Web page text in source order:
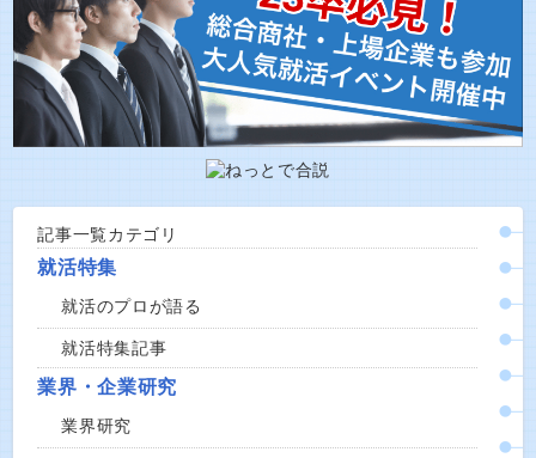
記事一覧カテゴリ
就活特集
就活のプロが語る
就活特集記事
業界・企業研究
業界研究